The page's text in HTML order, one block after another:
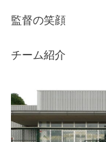
監督の笑顔
チーム紹介